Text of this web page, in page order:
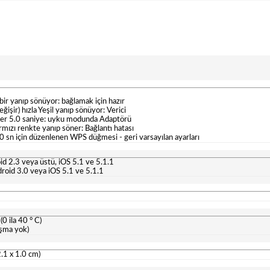
yanıp sönüyor: bağlamak için hazır
hızla Yeşil yanıp sönüyor: Verici
5.0 saniye: uyku modunda Adaptörü
renkte yanıp söner: Bağlantı hatası
sn için düzenlenen WPS düğmesi - geri varsayılan ayarları
2.3 veya üstü, iOS 5.1 ve 5.1.1
3.0 veya iOS 5.1 ve 5.1.1
ila 40 ° C)
yok)
x 1.0 cm)